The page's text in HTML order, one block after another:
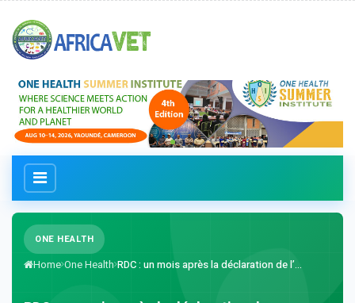
Home One Health RDC : un mois après la déclaration de l’...
ONE HEALTH